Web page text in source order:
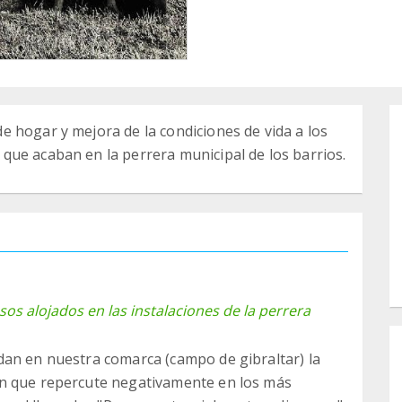
hogar y mejora de la condiciones de vida a los
acaban en la perrera municipal de los barrios.
alojados en las instalaciones de la perrera
en nuestra comarca (campo de gibraltar) la
repercute negativamente en los más